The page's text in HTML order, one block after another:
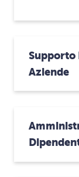
Supporto
Aziende